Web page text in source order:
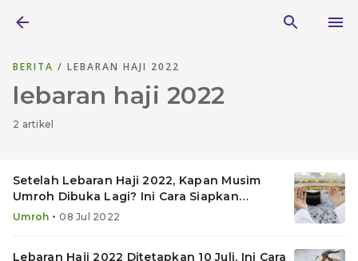
BERITA / LEBARAN HAJI 2022
lebaran haji 2022
2 artikel
Setelah Lebaran Haji 2022, Kapan Musim
Umroh Dibuka Lagi? Ini Cara Siapkan
Biayanya
Umroh • 08 Jul 2022
Lebaran Haji 2022 Ditetapkan 10 Juli, Ini Cara